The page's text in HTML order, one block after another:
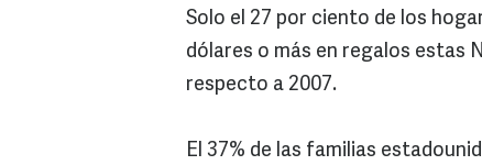
Solo el 27 por ciento de los
dólares o más en regalos estas
respecto a 2007.
El 37% de las familias